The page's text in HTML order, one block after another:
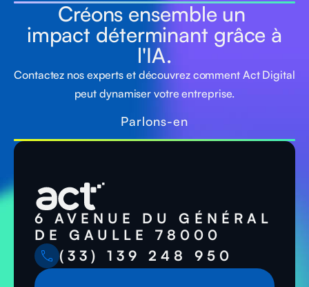
Créons ensemble un
impact déterminant grâce à
l'IA.
Contactez nos experts et découvrez comment Act Digital
peut dynamiser votre entreprise.
Parlons-en
6 AVENUE DU GÉNÉRAL
DE GAULLE 78000
(33) 139 248 950